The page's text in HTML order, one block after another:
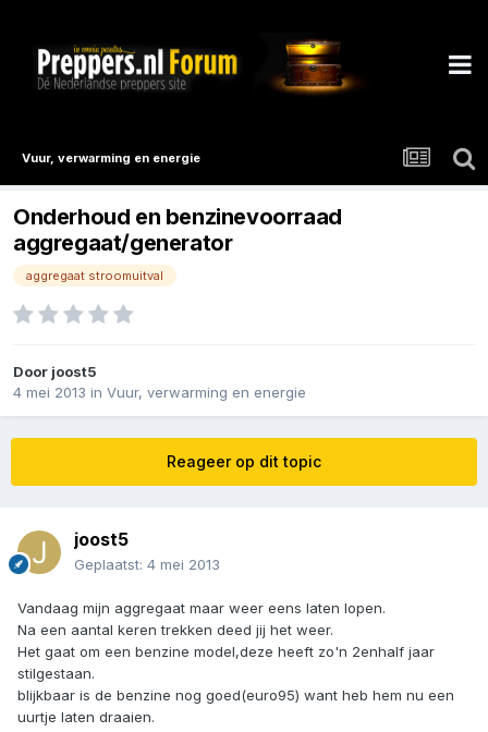
Vuur, verwarming en energie
Onderhoud en benzinevoorraad
aggregaat/generator
aggregaat stroomuitval
Door joost5
4 mei 2013 in Vuur, verwarming en energie
Reageer op dit topic
joost5
Geplaatst: 4 mei 2013
Vandaag mijn aggregaat maar weer eens laten lopen.
Na een aantal keren trekken deed jij het weer.
Het gaat om een benzine model,deze heeft zo'n 2enhalf jaar
stilgestaan.
blijkbaar is de benzine nog goed(euro95) want heb hem nu een
uurtje laten draaien.